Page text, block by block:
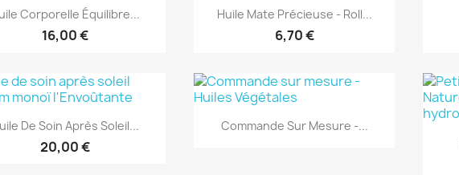
Aperçu rapide
Corporelle Équilibre...
16,00 €
Aperçu rapide
Huile Mate Précieuse - Roll...
6,70 €
Aperçu rapide
De Soin Après Soleil...
20,00 €
Aperçu rapide
Commande Sur Mesure -...